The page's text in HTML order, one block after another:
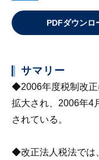
PDFダウンロ
サマリー
◆2006年度税制改正
拡大され、2006年4
されている。
◆改正法人税法では